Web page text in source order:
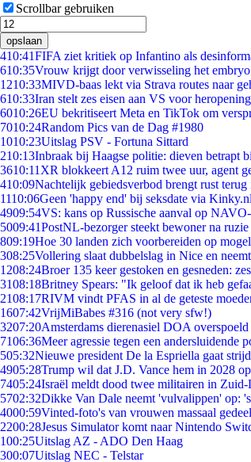
Scrollbar gebruiken
opslaan
410:41FIFA ziet kritiek op Infantino als
610:35Vrouw krijgt door verwisseling het
1210:33MIVD-baas lekt via Strava routes naar
610:33Iran stelt zes eisen aan VS voor
6010:26EU bekritiseert Meta en TikTok om
7010:24Random Pics van de Dag #1980
1010:23Uitslag PSV - Fortuna Sittard
210:13Inbraak bij Haagse politie: dieven betrapt
3610:11 XR blokkeert A12 ruim twee uur, agent
410:09Nachtelijk gebiedsverbod brengt rust
1110:06Geen 'happy end' bij seksdate via Kinky.nl
4909:54VS: kans op Russische aanval op
5009:41PostNL-bezorger steekt bewoner na
809:19Hoe 30 landen zich voorbereiden op
308:25Vollering slaat dubbelslag in Nice en
1208:24Broer 135 keer gestoken en gesneden:
3108:18Britney Spears: "Ik geloof dat ik heb
2108:17RIVM vindt PFAS in al de geteste
1607:42VrijMiBabes #316 (not very sfw!)
3207:20Amsterdams dierenasiel DOA
7106:36Meer agressie tegen een
505:32Nieuwe president De la Espriella gaat
4905:28Trump wil dat J.D. Vance hem in 2028
7405:24Israël meldt dood twee militairen in
5702:32Dikke Van Dale neemt 'vulvalippen' op:
4000:59Vinted-foto's van vrouwen massaal
2200:28Jesus Simulator komt naar Nintendo
100:25Uitslag AZ - ADO Den Haag
300:07Uitslag NEC - Telstar